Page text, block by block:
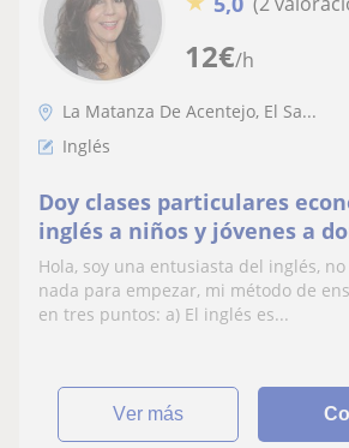
12€/h
La Matanza De Acentejo, El Sa...
Inglés
Doy clases particulares
inglés a niños y jóvenes a
Tacoronte y alrededores.
avanzado C1, avalado por
Universidad de Cambridge,
Hola, soy una entusiasta del inglés,
nada para empezar, mi método de
en tres puntos: a) El inglés es...
ver más